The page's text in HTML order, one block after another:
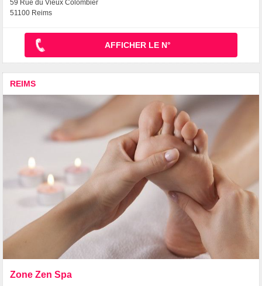
59 Rue du Vieux Colombier
51100 Reims
AFFICHER LE N°
REIMS
Zone Zen Spa